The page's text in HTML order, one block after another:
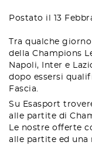
Postato il 13
Tra qualche
della Champions
Napoli, Inter e
dopo essersi
Fascia.
Su Esasport
alle partite di
Le nostre offerte
alle partite ed una